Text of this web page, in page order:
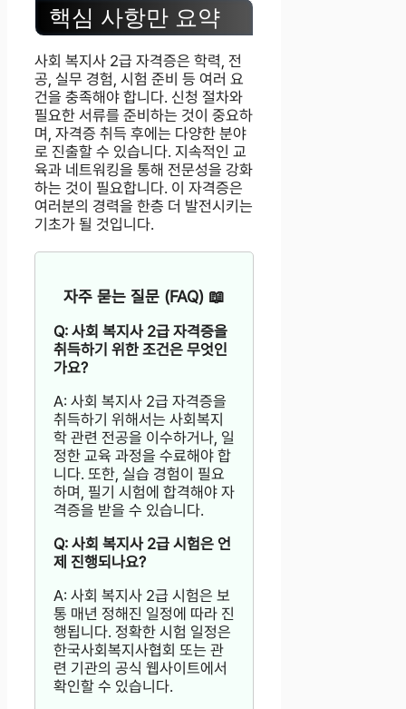
핵심 사항만 요약
사회 복지사 2급 자격증은 학력, 전
공, 실무 경험, 시험 준비 등 여러 요
건을 충족해야 합니다. 신청 절차와
필요한 서류를 준비하는 것이 중요하
며, 자격증 취득 후에는 다양한 분야
로 진출할 수 있습니다. 지속적인 교
육과 네트워킹을 통해 전문성을 강화
하는 것이 필요합니다. 이 자격증은
여러분의 경력을 한층 더 발전시키는
기초가 될 것입니다.
자주 묻는 질문 (FAQ) 📖
Q: 사회 복지사 2급 자격증을
취득하기 위한 조건은 무엇인
가요?
A: 사회 복지사 2급 자격증을
취득하기 위해서는 사회복지
학 관련 전공을 이수하거나, 일
정한 교육 과정을 수료해야 합
니다. 또한, 실습 경험이 필요
하며, 필기 시험에 합격해야 자
격증을 받을 수 있습니다.
Q: 사회 복지사 2급 시험은 언
제 진행되나요?
A: 사회 복지사 2급 시험은 보
통 매년 정해진 일정에 따라 진
행됩니다. 정확한 시험 일정은
한국사회복지사협회 또는 관
련 기관의 공식 웹사이트에서
확인할 수 있습니다.